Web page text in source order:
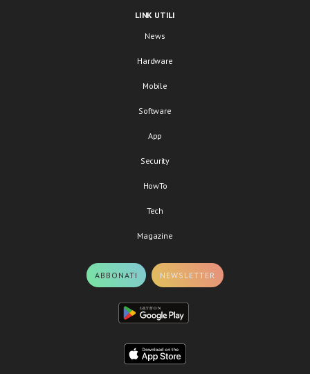
LINK UTILI
News
Hardware
Mobile
Software
App
Security
HowTo
Tech
Magazine
ABBONATI NEWSLETTER